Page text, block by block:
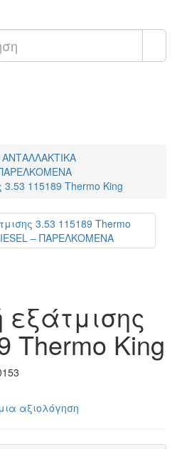
ΑΝΤΑΛΛΑΚΤΙΚΑ
ΠΑΡΕΛΚΟΜΕΝΑ
115189 Thermo King
Thermo King
αξιολόγηση